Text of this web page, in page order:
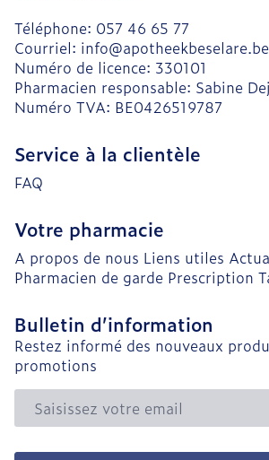
Téléphone: 057 46 65 77
Courriel: info@apotheekbeselare.be
Numéro de licence: 330101
Pharmacien responsable: Sabine
Numéro TVA: BE0426519787
Service à la clientèle
FAQ
Votre pharmacie
A propos de nous Liens utiles
Pharmacien de garde Prescription
Bulletin d’information
Restez informé des nouveaux
promotions
Adresse mail